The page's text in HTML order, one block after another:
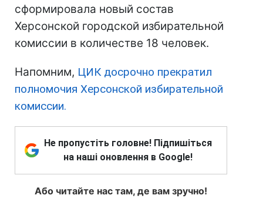
сформировала новый состав
Херсонской городской избирательной
комиссии в количестве 18 человек.
Напомним, ЦИК досрочно прекратил
полномочия Херсонской избирательной
комиссии.
Не пропустіть головне! Підпишіться
на наші оновлення в Google!
Або читайте нас там, де вам зручно!